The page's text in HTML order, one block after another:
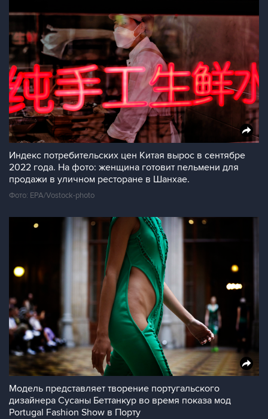
Индекс потребительских цен Китая вырос в сентябре
2022 года. На фото: женщина готовит пельмени для
продажи в уличном ресторане в Шанхае.
Фото: EPA/Vostock-photo
Модель представляет творение португальского
дизайнера Сусаны Беттанкур во время показа мод
Portugal Fashion Show в Порту